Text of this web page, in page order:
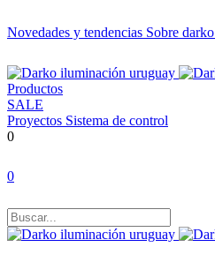
Novedades y tendencias Sobre darko
Productos
SALE
Proyectos Sistema de control
0
0